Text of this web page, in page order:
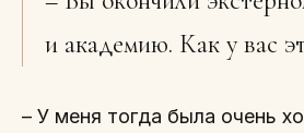
и академию. Как у вас
– У меня тогда была очень